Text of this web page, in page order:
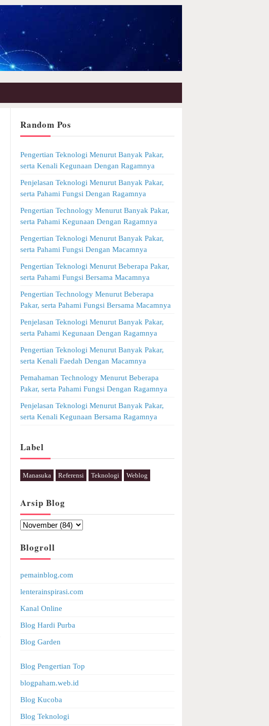
Random Pos
Pengertian Teknologi Menurut Banyak Pakar,
serta Kenali Kegunaan Dengan Ragamnya
Penjelasan Teknologi Menurut Banyak Pakar,
serta Pahami Fungsi Dengan Ragamnya
Pengertian Technology Menurut Banyak Pakar,
serta Pahami Kegunaan Dengan Ragamnya
Pengertian Teknologi Menurut Banyak Pakar,
serta Pahami Fungsi Dengan Macamnya
Pengertian Teknologi Menurut Beberapa Pakar,
serta Pahami Fungsi Bersama Macamnya
Pengertian Technology Menurut Beberapa
Pakar, serta Pahami Fungsi Bersama Macamnya
Penjelasan Teknologi Menurut Banyak Pakar,
serta Pahami Kegunaan Dengan Ragamnya
Pengertian Teknologi Menurut Banyak Pakar,
serta Kenali Faedah Dengan Macamnya
Pemahaman Technology Menurut Beberapa
Pakar, serta Pahami Fungsi Dengan Ragamnya
Penjelasan Teknologi Menurut Banyak Pakar,
serta Kenali Kegunaan Bersama Ragamnya
Label
Manasuka Referensi Teknologi Weblog
Arsip Blog
Blogroll
pemainblog.com
lenterainspirasi.com
Kanal Online
Blog Hardi Purba
Blog Garden
Blog Pengertian Top
blogpaham.web.id
Blog Kucoba
Blog Teknologi